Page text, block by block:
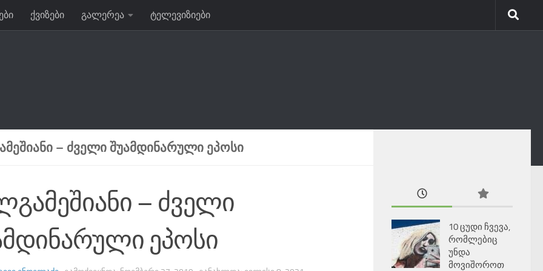
ქვიზები გალერეა ტელევიზიები
– ᲫᲕᲔᲚᲘ ᲨᲣᲐᲛᲓᲘᲜᲐᲠᲣᲚᲘ ᲔᲞᲝᲡᲘ
– ძველი
ეპოსი
10 ცუდი ჩვევა,
რომლებიც
უნდა
მოვიშოროთ